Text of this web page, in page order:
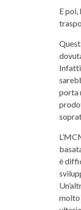
E
Infatti
porta
è
molto